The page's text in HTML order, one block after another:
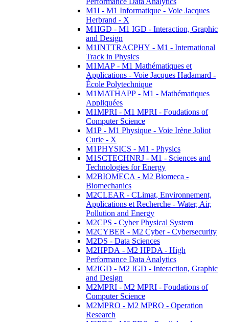
M1I - M1 Informatique - Voie Jacques
Herbrand - X
M1IGD - M1 IGD - Interaction, Graphic
and Design
M1INTTRACPHY - M1 - International
Track in Physics
M1MAP - M1 Mathématiques et
Applications - Voie Jacques Hadamard -
École Polytechnique
M1MATHAPP - M1 - Mathématiques
Appliquées
M1MPRI - M1 MPRI - Foudations of
Computer Science
M1P - M1 Physique - Voie Irène Joliot
Curie - X
M1PHYSICS - M1 - Physics
M1SCTECHNRJ - M1 - Sciences and
Technologies for Energy
M2BIOMECA - M2 Biomeca -
Biomechanics
M2CLEAR - CLimat, Environnement,
Applications et Recherche - Water, Air,
Pollution and Energy
M2CPS - Cyber Physical System
M2CYBER - M2 Cyber - Cybersecurity
M2DS - Data Sciences
M2HPDA - M2 HPDA - High
Performance Data Analytics
M2IGD - M2 IGD - Interaction, Graphic
and Design
M2MPRI - M2 MPRI - Foudations of
Computer Science
M2MPRO - M2 MPRO - Operation
Research